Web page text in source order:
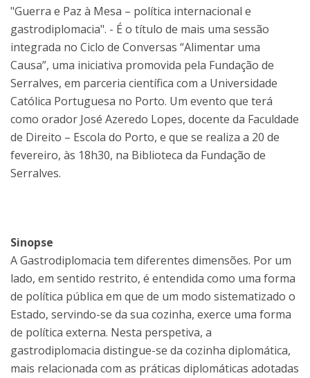
"Guerra e Paz à Mesa – política internacional e
gastrodiplomacia". - É o título de mais uma sessão
integrada no Ciclo de Conversas “Alimentar uma
Causa”, uma iniciativa promovida pela Fundação de
Serralves, em parceria científica com a Universidade
Católica Portuguesa no Porto. Um evento que terá
como orador José Azeredo Lopes, docente da Faculdade
de Direito – Escola do Porto, e que se realiza a 20 de
fevereiro, às 18h30, na Biblioteca da Fundação de
Serralves.
Sinopse
A Gastrodiplomacia tem diferentes dimensões. Por um
lado, em sentido restrito, é entendida como uma forma
de política pública em que de um modo sistematizado o
Estado, servindo-se da sua cozinha, exerce uma forma
de política externa. Nesta perspetiva, a
gastrodiplomacia distingue-se da cozinha diplomática,
mais relacionada com as práticas diplomáticas adotadas